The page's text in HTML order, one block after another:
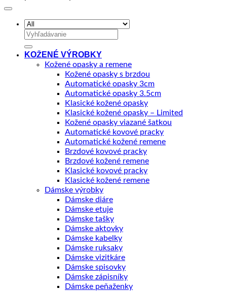
Hľadať:
KOŽENÉ VÝROBKY
Kožené opasky a remene
Kožené opasky s brzdou
Automatické opasky 3cm
Automatické opasky 3.5cm
Klasické kožené opasky
Klasické kožené opasky – Limited
Kožené opasky viazané šatkou
Automatické kovové pracky
Automatické kožené remene
Brzdové kovové pracky
Brzdové kožené remene
Klasické kovové pracky
Klasické kožené remene
Dámske výrobky
Dámske diáre
Dámske etuje
Dámske tašky
Dámske aktovky
Dámske kabelky
Dámske ruksaky
Dámske vizitkáre
Dámske spisovky
Dámske zápisníky
Dámske peňaženky